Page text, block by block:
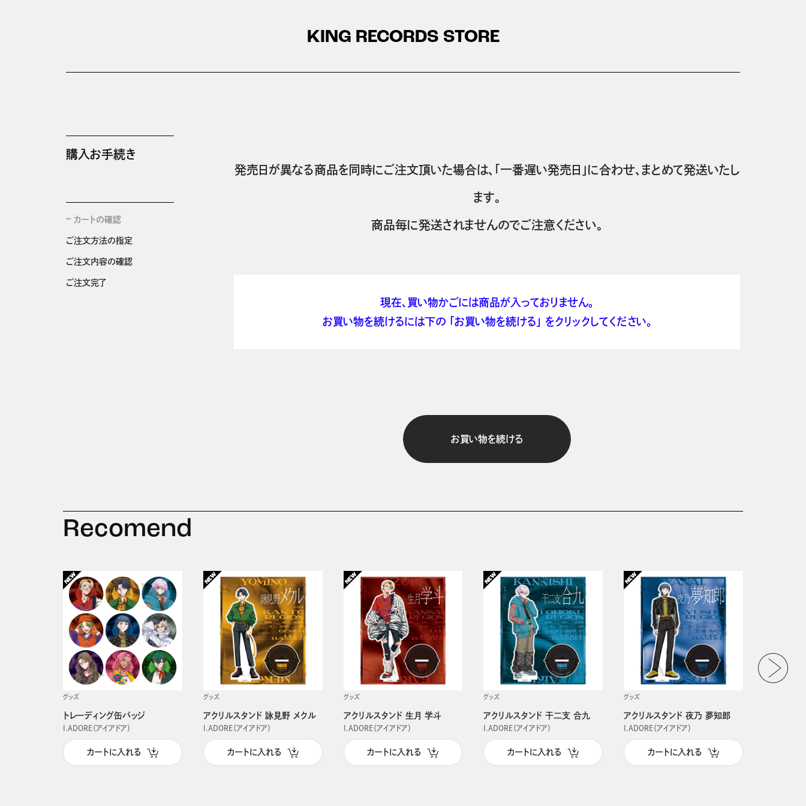
KING RECORDS STORE
購入お手続き
カートの確認
ご注文方法の指定
ご注文内容の確認
ご注文完了
発売日が異なる商品を同時にご注文頂いた場合は、「一番遅い発売日」に合わせ、まとめて発送いたし
ます。
商品毎に発送されませんのでご注意ください。
現在、買い物かごには商品が入っておりません。
お買い物を続けるには下の 「お買い物を続ける」 をクリックしてください。
お買い物を続ける
Recomend
グッズ
トレーディング缶バッジ
I.ADORE（アイアドア）
カートに入れる
グッズ
アクリルスタンド 詠見野 メクル
I.ADORE（アイアドア）
カートに入れる
グッズ
アクリルスタンド 生月 学斗
I.ADORE（アイアドア）
カートに入れる
グッズ
アクリルスタンド 干二支 合九
I.ADORE（アイアドア）
カートに入れる
グッズ
アクリルスタンド 夜乃 夢知郎
I.ADORE（アイアドア）
カートに入れる